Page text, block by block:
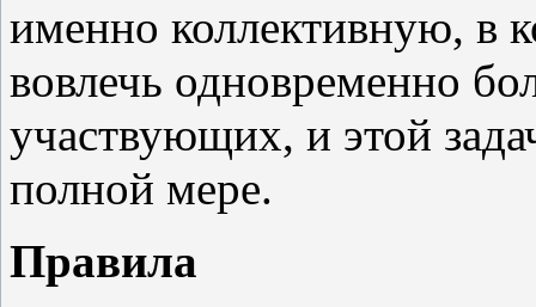
именно коллективную, в
вовлечь одновременно
участвующих, и этой
полной мере.
Правила